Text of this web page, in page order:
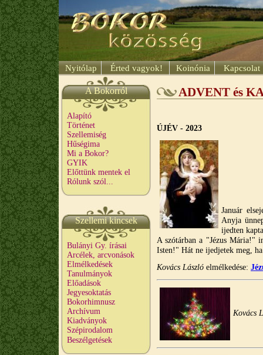
Nyitólap Érted vagyok! Koinónia Kapcsolat
A Bokorról
Alapító
Történet
Szellemiség
Hűségima
Mi a Bokor?
GYIK
Előttünk mentek el
Rólunk szól...
Szellemi kincsek
Bulányi Gy. írásai
Arcélek, arcvonások
Elmélkedések
Tanulmányok
Előadások
Jegyesoktatás
Bokorhimnusz
Archívum
Kiadványok
Szépirodalom
Beszélgetések
ADVENT és
ÚJÉV - 2023
Január
Anyja
ijedten
A szótárban a "Jézus Mária!"
Isten!" Hát ne ijedjetek meg,
Kovács László elmélkedése:
Kovács